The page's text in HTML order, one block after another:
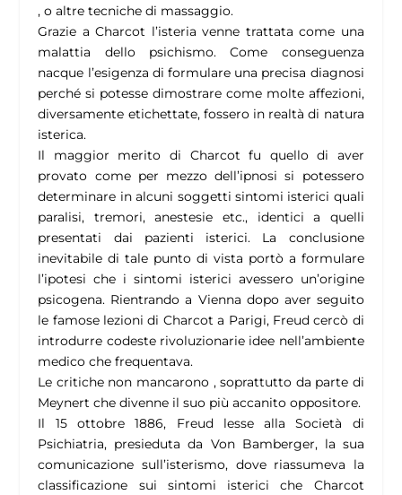
, o altre tecniche di massaggio.
Grazie a Charcot l’isteria venne trattata come una
malattia dello psichismo. Come conseguenza
nacque l’esigenza di formulare una precisa diagnosi
perché si potesse dimostrare come molte affezioni,
diversamente etichettate, fossero in realtà di natura
isterica.
Il maggior merito di Charcot fu quello di aver
provato come per mezzo dell’ipnosi si potessero
determinare in alcuni soggetti sintomi isterici quali
paralisi, tremori, anestesie etc., identici a quelli
presentati dai pazienti isterici. La conclusione
inevitabile di tale punto di vista portò a formulare
l’ipotesi che i sintomi isterici avessero un’origine
psicogena. Rientrando a Vienna dopo aver seguito
le famose lezioni di Charcot a Parigi, Freud cercò di
introdurre codeste rivoluzionarie idee nell’ambiente
medico che frequentava.
Le critiche non mancarono , soprattutto da parte di
Meynert che divenne il suo più accanito oppositore.
Il 15 ottobre 1886, Freud lesse alla Società di
Psichiatria, presieduta da Von Bamberger, la sua
comunicazione sull’isterismo, dove riassumeva la
classificazione sui sintomi isterici che Charcot